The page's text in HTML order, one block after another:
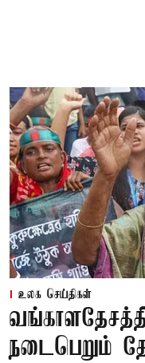
உலக செய்திகள்
நடைபெறும்